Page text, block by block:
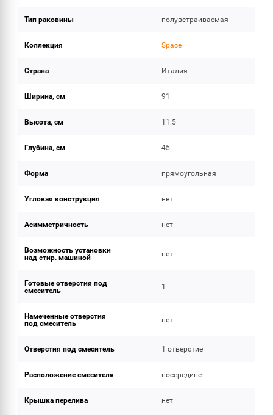
Тип раковины полувстраиваемая
Коллекция Space
Страна Италия
Ширина, см 91
Высота, см 11.5
Глубина, см 45
Форма прямоугольная
Угловая конструкция нет
Асимметричность нет
Возможность установки
над стир. машиной
нет
Готовые отверстия под
смеситель
1
Намеченные отверстия
под смеситель
нет
Отверстия под смеситель 1 отверстие
Расположение смесителя посередине
Крышка перелива нет